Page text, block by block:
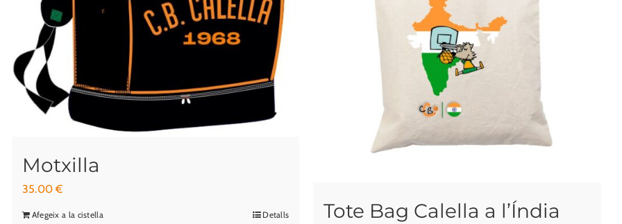
Motxilla
35.00€
Afegeix a la cistella Detalls Tote Bag Calella a l’Índia